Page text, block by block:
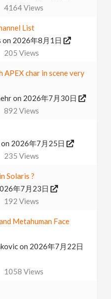
4164Views
List
on 2026年8月1日
205 Views
APEX char in scene very
on 2026年7月30日
892 Views
on 2026年7月25日
235 Views
Solaris ?
年7月23日
192 Views
Metahuman Face
on 2026年7月22日
1058 Views